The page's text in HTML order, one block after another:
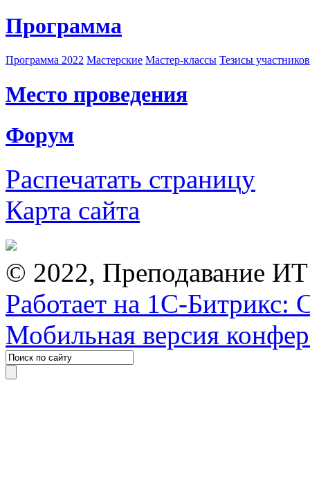
Программа
Программа 2022 Мастерские Мастер-классы Тезисы
Место проведения
Форум
Распечатать страницу
Карта сайта
© 2022, Преподавание
Работает на 1С-Битрикс:
Мобильная версия